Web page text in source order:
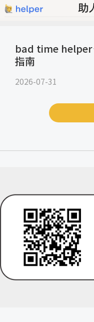
bad time helper
指南
2026-07-31